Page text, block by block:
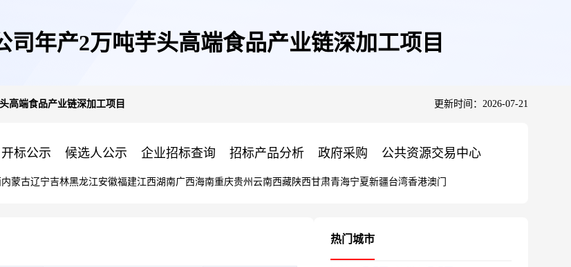
司年产2万吨芋头高端食品产业链深加工项目
高端食品产业链深加工项目 更新时间：2026-07-21
开标公示 候选人公示 企业招标查询 招标产品分析 政府采购 公共资源交易中心
内蒙古辽宁吉林黑龙江安徽福建江西湖南广西海南重庆贵州 云南西藏陕西甘肃青海宁夏新疆台湾香港澳门
热门城市